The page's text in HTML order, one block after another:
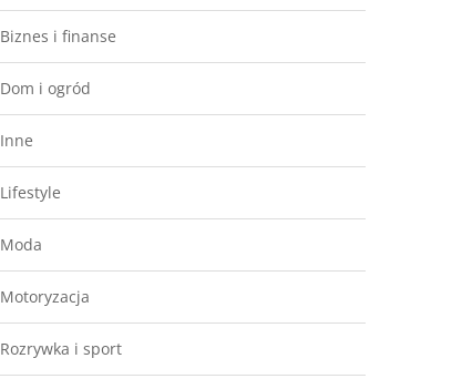
Biznes i finanse
Dom i ogród
Inne
Lifestyle
Moda
Motoryzacja
Rozrywka i sport